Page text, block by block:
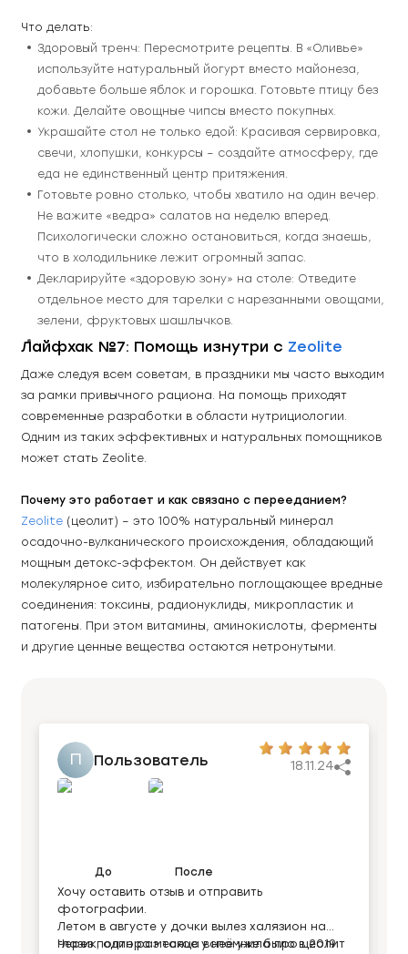
Что делать:
Здоровый тренч: Пересмотрите рецепты. В «Оливье»
используйте натуральный йогурт вместо майонеза,
добавьте больше яблок и горошка. Готовьте птицу без
кожи. Делайте овощные чипсы вместо покупных.
Украшайте стол не только едой: Красивая сервировка,
свечи, хлопушки, конкурсы – создайте атмосферу, где
еда не единственный центр притяжения.
Готовьте ровно столько, чтобы хватило на один вечер.
Не важите «ведра» салатов на неделю вперед.
Психологически сложно остановиться, когда знаешь,
что в холодильнике лежит огромный запас.
Декларируйте «здоровую зону» на столе: Отведите
отдельное место для тарелки с нарезанными овощами,
зелени, фруктовых шашлычков.
Лайфхак №7: Помощь изнутри с Zeolite
Даже следуя всем советам, в праздники мы часто выходим
за рамки привычного рациона. На помощь приходят
современные разработки в области нутрициологии.
Одним из таких эффективных и натуральных помощников
может стать Zeolite.
Почему это работает и как связано с перееданием?
Zeolite (цеолит) – это 100% натуральный минерал
осадочно-вулканического происхождения, обладающий
мощным детокс-эффектом. Он действует как
молекулярное сито, избирательно поглощающее вредные
соединения: токсины, радионуклиды, микропластик и
патогены. При этом витамины, аминокислоты, ферменты
и другие ценные вещества остаются нетронутыми.
П Пользователь 18.11.24
До После
Хочу оставить отзыв и отправить
фотографии.
Летом в августе у дочки вылез халязион на
глазик, один раз такое у неё уже было в 2019
Через полтора месяца вспомнила про цеолит